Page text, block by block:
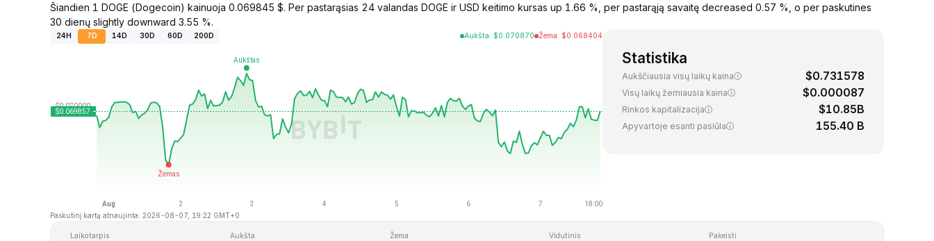
Šiandien 1 DOGE (Dogecoin) kainuoja 0.069845 $. Per pastarąsias 24 valandas DOGE ir USD keitimo kursas up 1.66 %, per pastarąją savaitę decreased 0.57 %, o per paskutines
30 dienų slightly downward 3.55 %.
24H 7D 14D 30D 60D 200D Aukšta: $0.070870 Žema: $0.068404
Paskutinį kartą atnaujinta: 2026-08-07, 19:22 GMT+0
Statistika
Aukščiausia visų laikų kaina $0.731578
Visų laikų žemiausia kaina $0.000087
Rinkos kapitalizacija $10.85B
Apyvartoje esanti pasiūla 155.40 B
Laikotarpis Aukšta Žema Vidutinis Pakeisti